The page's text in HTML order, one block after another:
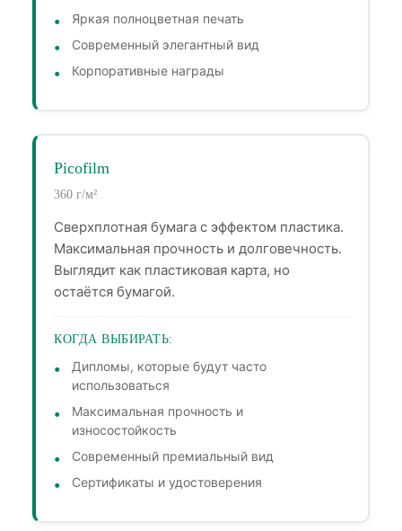
Яркая полноцветная печать
Современный элегантный вид
Корпоративные награды
Picofilm
360 г/м²
Сверхплотная бумага с эффектом пластика.
Максимальная прочность и долговечность.
Выглядит как пластиковая карта, но
остаётся бумагой.
КОГДА ВЫБИРАТЬ:
Дипломы, которые будут часто
использоваться
Максимальная прочность и
износостойкость
Современный премиальный вид
Сертификаты и удостоверения